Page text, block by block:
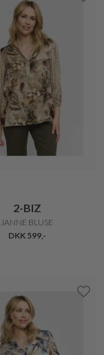
2-BIZ
JANNE BLUSE
DKK 599,-